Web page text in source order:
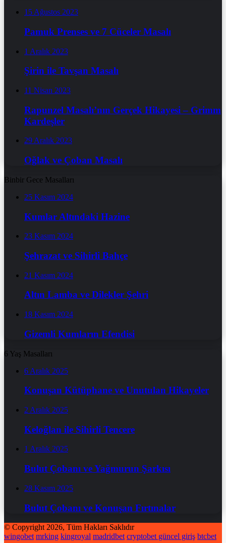
15 Ağustos 2023
Pamuk Prenses ve 7 Cüceler Masalı
1 Aralık 2023
Şirin ile Tavşan Masalı
11 Nisan 2023
Rapunzel Masalı’nın Gerçek Hikayesi – Grimm
Kardeşler
29 Aralık 2023
Oğlak ve Çoban Masalı
Binbir Gece Masalları
25 Kasım 2024
Kumlar Altındaki Hazine
23 Kasım 2024
Şehrazat ve Sihirli Bahçe
21 Kasım 2024
Altın Lamba ve Dilekler Şehri
18 Kasım 2024
Gizemli Kumların Efendisi
6 Yaş Masalları
6 Aralık 2025
Konuşan Kütüphane ve Unutulan Hikayeler
2 Aralık 2025
Keloğlan ile Sihirli Tencere
1 Aralık 2025
Bulut Çobanı ve Yağmurun Şarkısı
28 Kasım 2025
Bulut Çobanı ve Konuşan Fırtınalar
© Copyright 2026, Tüm Hakları Saklıdır
wingobet mrking kingroyal madridbet cryptobet güncel giriş btcbet